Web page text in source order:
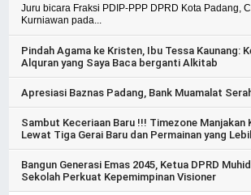
Juru bicara Fraksi PDIP-PPP DPRD Kota Padang,
Kurniawan pada...
Pindah Agama ke Kristen, Ibu Tessa Kaunang:
Alquran yang Saya Baca berganti Alkitab
Apresiasi Baznas Padang, Bank Muamalat
Sambut Keceriaan Baru !!! Timezone Manjakan
Lewat Tiga Gerai Baru dan Permainan yang
Bangun Generasi Emas 2045, Ketua DPRD
Sekolah Perkuat Kepemimpinan Visioner